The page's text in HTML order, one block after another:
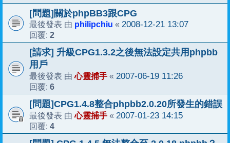
[問題]關於phpBB3跟CPG
最後發表 由 philipchiu « 2008-12-21 13:07
回覆: 2
[請求] 升級CPG1.3.2之後無法設定共用phpbb
用戶
最後發表 由心靈捕手 « 2007-06-19 11:26
回覆: 6
[問題]CPG1.4.8整合phpbb2.0.20所發生的錯誤
最後發表 由心靈捕手 « 2007-01-23 14:15
回覆: 4